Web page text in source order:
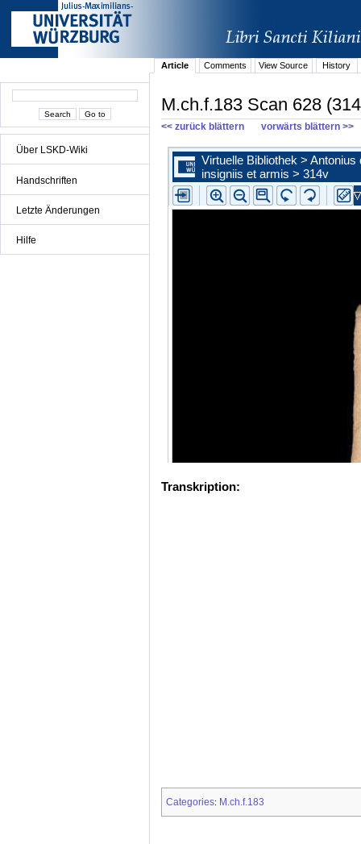
Über LSKD-Wiki
Handschriften
Letzte Änderungen
Hilfe
Article Comments View Source History
M.ch.f.183 Scan 628
<< zurück blättern vorwärts blättern >>
Transkription:
Categories: M.ch.f.183